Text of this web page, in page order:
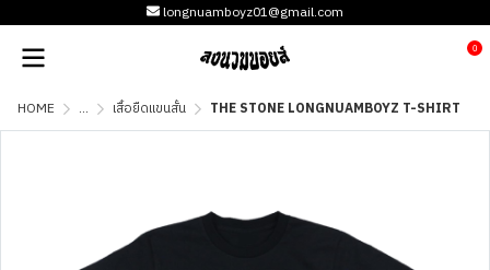
longnuamboyz01@gmail.com
0
HOME ... เสื้อยืดแขนสั้น THE STONE LONGNUAMBOYZ T-SHIRT